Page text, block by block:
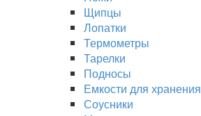
Щипцы
Лопатки
Термометры
Тарелки
Подносы
Емкости для хранения
Соусники